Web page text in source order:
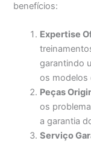
benefícios:
Expertise
garantindo
os modelos
Peças
os
a garantia
Serviço